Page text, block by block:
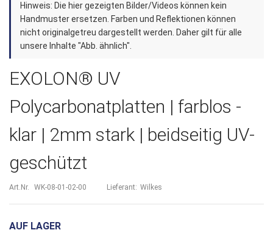
Anfang
der
Bildergalerie
Hinweis: Die hier gezeigten Bilder/Videos können kein
Handmuster ersetzen. Farben und Reflektionen können
nicht originalgetreu dargestellt werden. Daher gilt für alle
unsere Inhalte "Abb. ähnlich".
EXOLON® UV
Polycarbonatplatten | farblos -
klar | 2mm stark | beidseitig UV-
geschützt
Art.Nr. WK-08-01-02-00 Lieferant: Wilkes
AUF LAGER